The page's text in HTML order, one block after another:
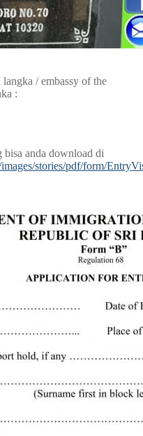
/ embassy of the
:
anda download di
stories/pdf/form/